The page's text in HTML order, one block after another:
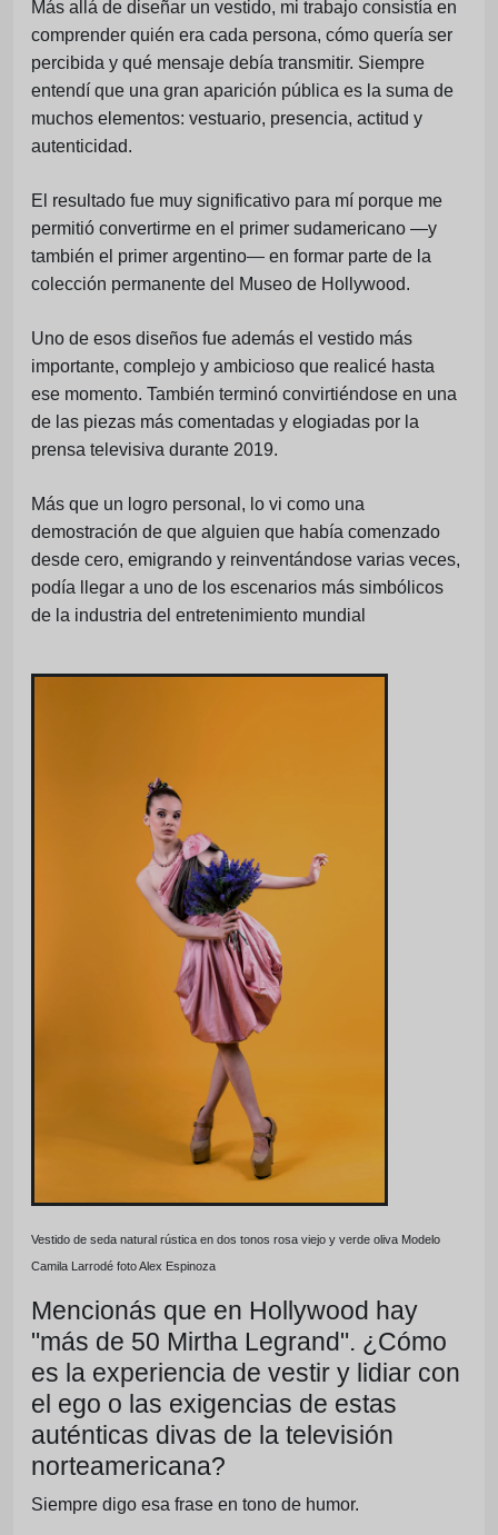
Más allá de diseñar un vestido, mi trabajo consistía en
comprender quién era cada persona, cómo quería ser
percibida y qué mensaje debía transmitir. Siempre
entendí que una gran aparición pública es la suma de
muchos elementos: vestuario, presencia, actitud y
autenticidad.
El resultado fue muy significativo para mí porque me
permitió convertirme en el primer sudamericano —y
también el primer argentino— en formar parte de la
colección permanente del Museo de Hollywood.
Uno de esos diseños fue además el vestido más
importante, complejo y ambicioso que realicé hasta
ese momento. También terminó convirtiéndose en una
de las piezas más comentadas y elogiadas por la
prensa televisiva durante 2019.
Más que un logro personal, lo vi como una
demostración de que alguien que había comenzado
desde cero, emigrando y reinventándose varias veces,
podía llegar a uno de los escenarios más simbólicos
de la industria del entretenimiento mundial
Vestido de seda natural rústica en dos tonos rosa viejo y verde oliva Modelo
Camila Larrodé foto Alex Espinoza
Mencionás que en Hollywood hay
"más de 50 Mirtha Legrand". ¿Cómo
es la experiencia de vestir y lidiar con
el ego o las exigencias de estas
auténticas divas de la televisión
norteamericana?
Siempre digo esa frase en tono de humor.